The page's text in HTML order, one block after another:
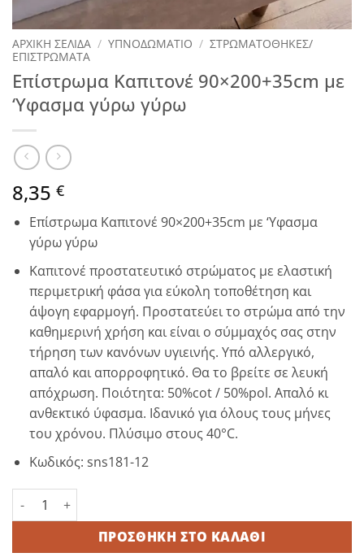
ΑΡΧΙΚΉ ΣΕΛΊΔΑ / ΥΠΝΟΔΩΜΑΤΙΟ / ΣΤΡΩΜΑΤΟΘΗΚΕΣ/
ΕΠΙΣΤΡΩΜΑΤΑ
Επίστρωμα Καπιτονέ 90×200+35cm με
‘Υφασμα γύρω γύρω
8,35 €
Επίστρωμα Καπιτονέ 90×200+35cm με ‘Υφασμα
γύρω γύρω
Καπιτονέ προστατευτικό στρώματος με ελαστική
περιμετρική φάσα για εύκολη τοποθέτηση και
άψογη εφαρμογή. Προστατεύει το στρώμα από την
καθημερινή χρήση και είναι ο σύμμαχός σας στην
τήρηση των κανόνων υγιεινής. Υπό αλλεργικό,
απαλό και απορροφητικό. Θα το βρείτε σε λευκή
απόχρωση. Ποιότητα: 50%cot / 50%pol. Απαλό κι
ανθεκτικό ύφασμα. Ιδανικό για όλους τους μήνες
του χρόνου. Πλύσιμο στους 40°C.
Κωδικός: sns181-12
Επίστρωμα Καπιτονέ 90x200+35cm με 'Υφασμα γύρω γύρω
ΠΡΟΣΘΉΚΗ ΣΤΟ ΚΑΛΆΘΙ